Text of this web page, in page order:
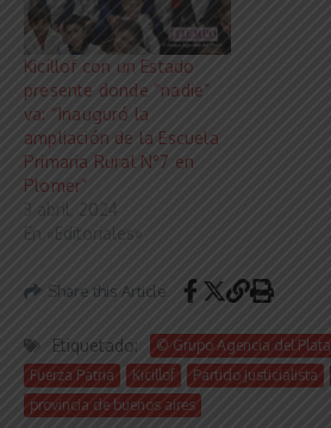
Kicillof con un Estado
presente donde “nadie”
va: “Inauguró la
ampliación de la Escuela
Primaria Rural N°7 en
Plomer”
3 abril, 2024
En «Editoriales»
Share this Article
Etiquetado: © Grupo Agencia del Plata
Fuerza Patria
Kicillof Partido Justicialista
provincia de buenos aires